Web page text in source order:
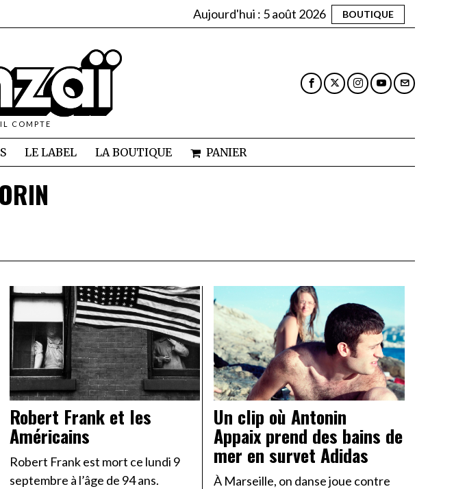
Aujourd'hui : 5 août 2026 BOUTIQUE
COMPTE
LE LABEL LA BOUTIQUE PANIER
Robert Frank et les
Américains
Robert Frank est mort ce lundi 9
septembre à l’âge de 94 ans.
Un clip où Antonin
Appaix prend des bains de
mer en survet Adidas
À Marseille, on danse joue contre